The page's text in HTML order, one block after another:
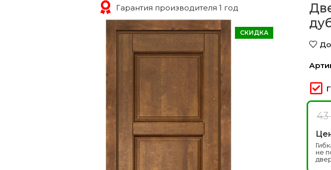
Двери эмаль
180 моделей
Гарантия производителя 1 год
СКИДКА
не